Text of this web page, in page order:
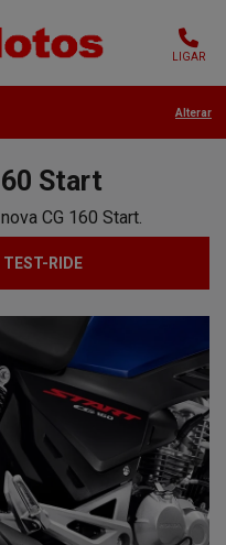
LIGAR
Alterar
Start
CG 160 Start.
TEST-RIDE